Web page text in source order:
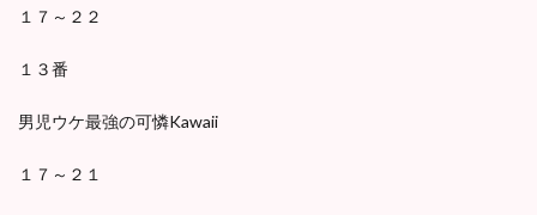
１７～２２
１３番
男児ウケ最強の可憐Kawaii
１７～２１